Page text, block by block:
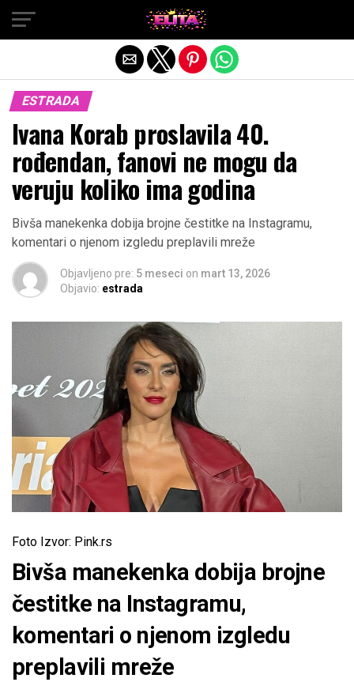
ESTRADA
Ivana Korab proslavila 40.
rođendan, fanovi ne mogu da
veruju koliko ima godina
Bivša manekenka dobija brojne čestitke na Instagramu,
komentari o njenom izgledu preplavili mreže
Objavljeno pre: 5 meseci on mart 13, 2026
Objavio: estrada
Foto Izvor: Pink.rs
Bivša manekenka dobija brojne
čestitke na Instagramu,
komentari o njenom izgledu
preplavili mreže
Exit mobile version